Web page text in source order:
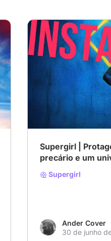
Supergirl |
precário e um
Supergirl
Ander Cover
30 de junho